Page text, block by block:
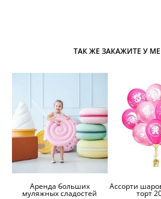
ТАК ЖЕ ЗАКАЖИТЕ У
Аренда больших
муляжных сладостей
Ассорти
торт